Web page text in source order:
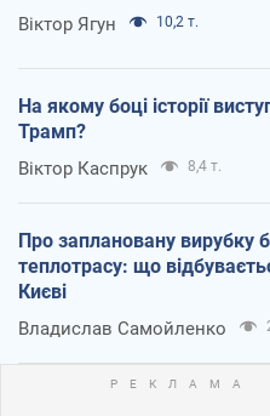
Віктор Ягун 10,2 т.
На якому боці історії
Трамп?
Віктор Каспрук 8,4 т.
Про заплановану вирубку
теплотрасу: що
Києві
Владислав Самойленко